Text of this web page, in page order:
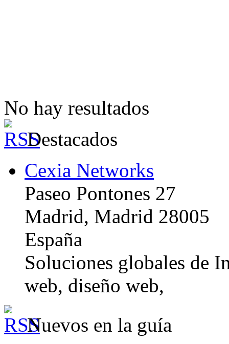
No hay resultados
Destacados
Cexia Networks
Paseo Pontones 27
Madrid, Madrid 28005
España
Soluciones globales de
web, diseño web,
Nuevos en la guía